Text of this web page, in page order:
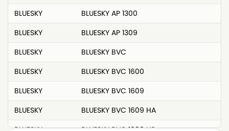
BLUESKY
BLUESKY AP 1300
BLUESKY
BLUESKY AP 1309
BLUESKY
BLUESKY BVC
BLUESKY
BLUESKY BVC 1600
BLUESKY
BLUESKY BVC 1609
BLUESKY
BLUESKY BVC 1609 HA